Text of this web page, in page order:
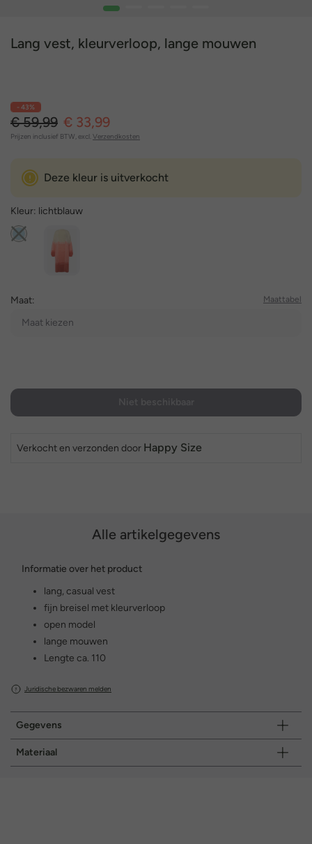
1
Lang vest, kleurverloop, lange mouwen
- 43%
€ 59,99 € 33,99
Prijzen inclusief BTW, excl. Verzendkosten
Deze kleur is uitverkocht
Kleur: lichtblauw
Maat: Maattabel
Maat kiezen
Verkocht en verzonden door Happy Size
Alle artikelgegevens
Informatie over het product
lang, casual vest
fijn breisel met kleurverloop
open model
lange mouwen
Lengte ca. 110
Juridische bezwaren melden
Gegevens
Materiaal